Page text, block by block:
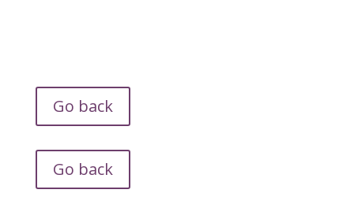
Go back
Go back